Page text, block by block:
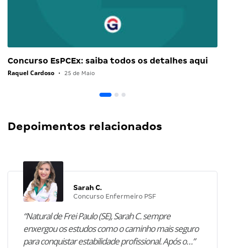
Concurso EsPCEx: saiba todos os detalhes aqui
Raquel Cardoso • 25 de Maio
Depoimentos relacionados
Sarah C.
Concurso Enfermeiro PSF
“Natural de Frei Paulo (SE), Sarah C. sempre
enxergou os estudos como o caminho mais seguro
para conquistar estabilidade profissional. Após o…”